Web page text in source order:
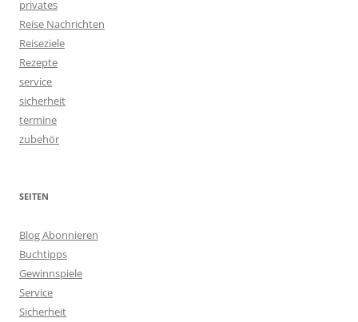
privates
Reise Nachrichten
Reiseziele
Rezepte
service
sicherheit
termine
zubehör
SEITEN
Blog Abonnieren
Buchtipps
Gewinnspiele
Service
Sicherheit